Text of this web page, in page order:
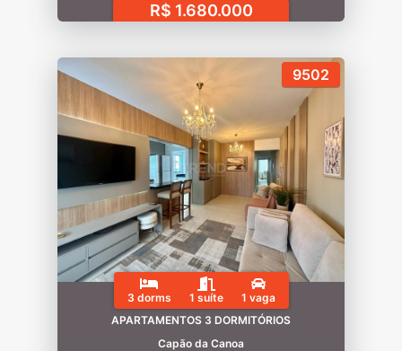
R$ 1.680.000
9502
3 dorms 1 suíte
1 vaga
APARTAMENTOS 3 DORMITÓRIOS
Capão da Canoa